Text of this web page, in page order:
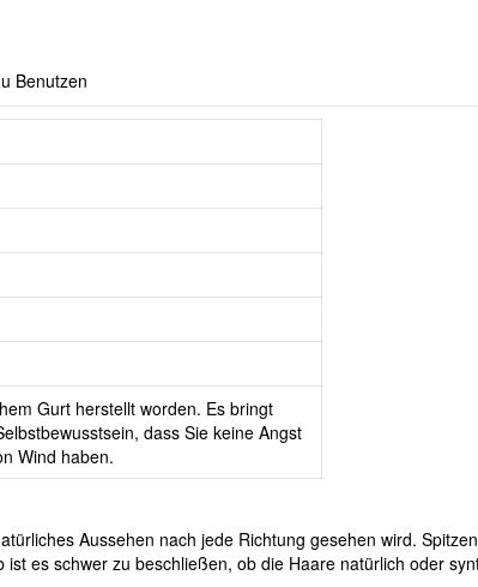
Benutzen
Gurt herstellt worden. Es bringt
dass Sie keine Angst
Wind haben.
Aussehen nach jede Richtung gesehen wird.
es schwer zu beschließen, ob die Haare natürlich oder